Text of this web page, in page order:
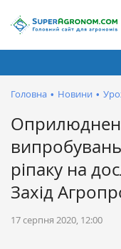
Головна • Новини •
ріпаку на
Захід
17 серпня 2020, 12:00